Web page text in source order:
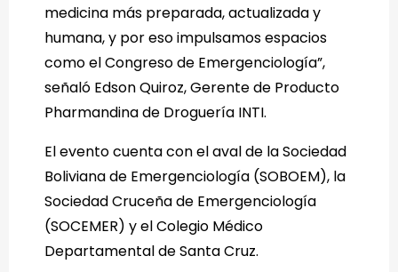
medicina más preparada, actualizada y
humana, y por eso impulsamos espacios
como el Congreso de Emergenciología”,
señaló Edson Quiroz, Gerente de Producto
Pharmandina de Droguería INTI.
El evento cuenta con el aval de la Sociedad
Boliviana de Emergenciología (SOBOEM), la
Sociedad Cruceña de Emergenciología
(SOCEMER) y el Colegio Médico
Departamental de Santa Cruz.